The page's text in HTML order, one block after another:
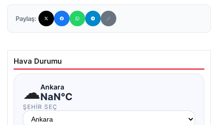
Paylaş:
Hava Durumu
☁Ankara
NaN°C
ŞEHIR SEÇ